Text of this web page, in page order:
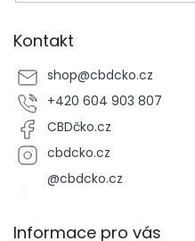
Kontakt
shop@cbdcko.cz
+420 604 903 807
CBDčko.cz
cbdcko.cz
@cbdcko.cz
Informace pro vás